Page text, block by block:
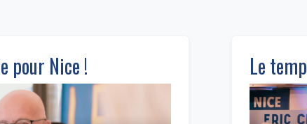
pour Nice ! Le